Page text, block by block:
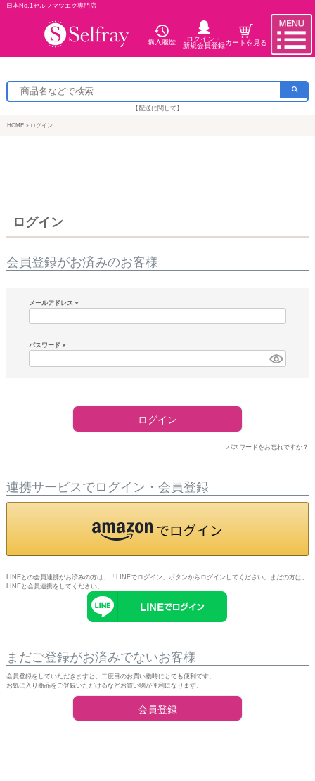
日本No.1セルフマツエク専門店
購入履歴
ログイン・
新規会員登録カートを見る
【配送に関して】
HOME ログイン
ログイン
会員登録がお済みのお客様
メールアドレス
須)
パスワード
須)
ログイン
パスワードをお忘れですか？
連携サービスでログイン・会員登録
LINEとの会員連携がお済みの方は、「LINEでログイン」ボタンからログインしてください。まだの方は、
LINEと会員連携 をしてください。
まだご登録がお済みでないお客様
会員登録をしていただきますと、二度目のお買い物時にとても便利です。
お気に入り商品をご登録いただけるなどお買い物が便利になります。
会員登録